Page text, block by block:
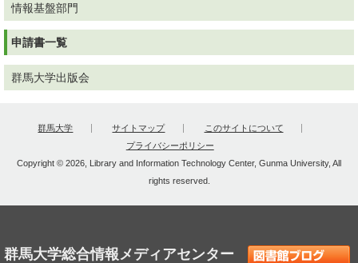
情報基盤部門
申請書一覧
群馬大学出版会
群馬大学 サイトマップ
このサイトについて
プライバシーポリシー
Copyright © 2026, Library and Information Technology Center, Gunma University, All
rights reserved.
群馬大学総合情報メディアセンター